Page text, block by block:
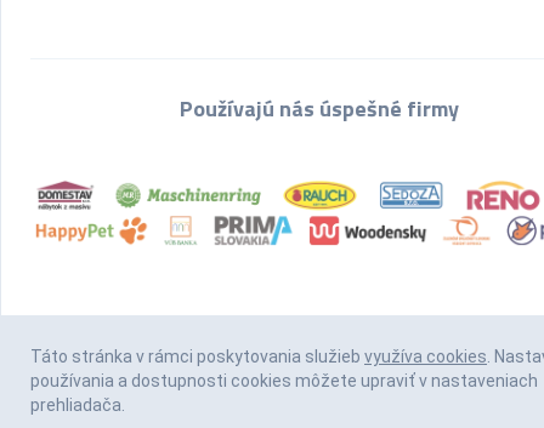
Používajú nás úspešné firmy
Táto stránka v rámci poskytovania služieb využíva cookies.
používania a dostupnosti cookies môžete upraviť v nastaveniach
prehliadača.